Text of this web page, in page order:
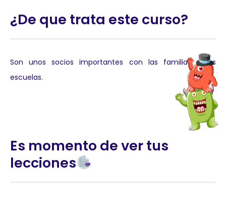
¿De que trata este curso?
Son unos socios importantes con las familias y las
escuelas.
Es momento de ver tus
lecciones